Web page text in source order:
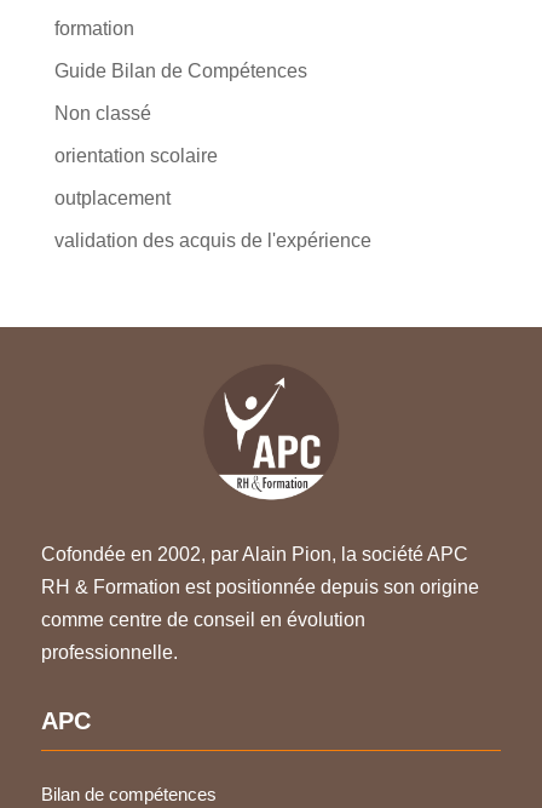
formation
Guide Bilan de Compétences
Non classé
orientation scolaire
outplacement
validation des acquis de l'expérience
Cofondée en 2002, par Alain Pion, la société APC
RH & Formation est positionnée depuis son origine
comme centre de conseil en évolution
professionnelle.
APC
Bilan de compétences